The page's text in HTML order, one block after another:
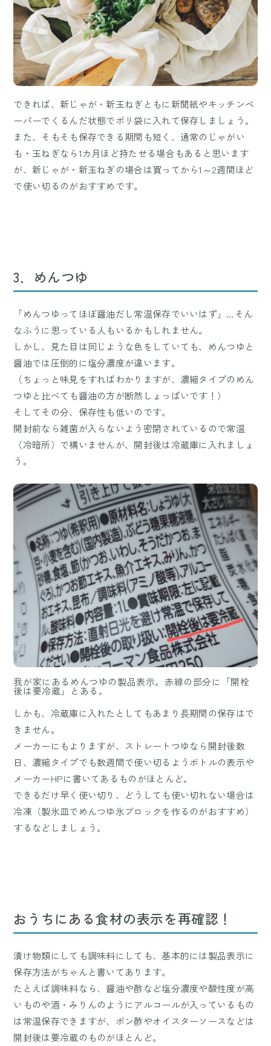
できれば、新じゃが・新玉ねぎともに新聞紙やキッチンペ
ーパーでくるんだ状態でポリ袋に入れて保存しましょう。
また、そもそも保存できる期間も短く、通常のじゃがい
も・玉ねぎなら1カ月ほど持たせる場合もあると思います
が、新じゃが・新玉ねぎの場合は買ってから1～2週間ほど
で使い切るのがおすすめです。
3．めんつゆ
「めんつゆってほぼ醤油だし常温保存でいいはず」…そん
なふうに思っている人もいるかもしれません。
しかし、見た目は同じような色をしていても、めんつゆと
醤油では圧倒的に塩分濃度が違います。
（ちょっと味見をすればわかりますが、濃縮タイプのめん
つゆと比べても醤油の方が断然しょっぱいです！）
そしてその分、保存性も低いのです。
開封前なら雑菌が入らないよう密閉されているので常温
（冷暗所）で構いませんが、開封後は冷蔵庫に入れましょ
う。
我が家にあるめんつゆの製品表示。赤線の部分に「開栓
後は要冷蔵」とある。
しかも、冷蔵庫に入れたとしてもあまり長期間の保存はで
きません。
メーカーにもよりますが、ストレートつゆなら開封後数
日、濃縮タイプでも数週間で使い切るようボトルの表示や
メーカーHPに書いてあるものがほとんど。
できるだけ早く使い切り、どうしても使い切れない場合は
冷凍（製氷皿でめんつゆ氷ブロックを作るのがおすすめ）
するなどしましょう。
おうちにある食材の表示を再確認！
漬け物類にしても調味料にしても、基本的には製品表示に
保存方法がちゃんと書いてあります。
たとえば調味料なら、醤油や酢など塩分濃度や酸性度が高
いものや酒・みりんのようにアルコールが入っているもの
は常温保存できますが、ポン酢やオイスターソースなどは
開封後は要冷蔵のものがほとんど。